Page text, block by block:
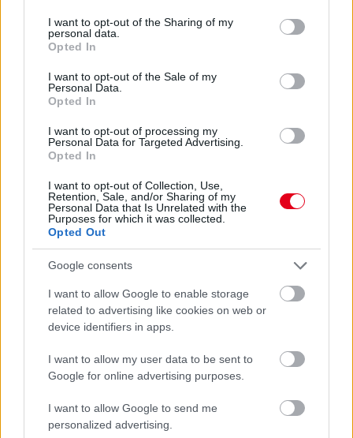
not limited to your visit or usage behaviour. You may click to
grant or deny consent to Google and its third-party tags to
use your data for below specified purposes in below Google
consent section.
I want to opt-out of the Sharing of my
personal data.
Opted In
I want to opt-out of the Sale of my
Personal Data.
Opted In
I want to opt-out of processing my
Personal Data for Targeted Advertising.
Opted In
I want to opt-out of Collection, Use,
Retention, Sale, and/or Sharing of my
Personal Data that Is Unrelated with the
Purposes for which it was collected.
Opted Out
Google consents
I want to allow Google to enable storage
related to advertising like cookies on web or
device identifiers in apps.
I want to allow my user data to be sent to
Google for online advertising purposes.
I want to allow Google to send me
personalized advertising.
Hamarosan leáll az idei F1-es fejlesztésekkel a Cadillac
Az F1-es Német Nagydíj „mindenképpen megvalósul”
Domenicali szerint